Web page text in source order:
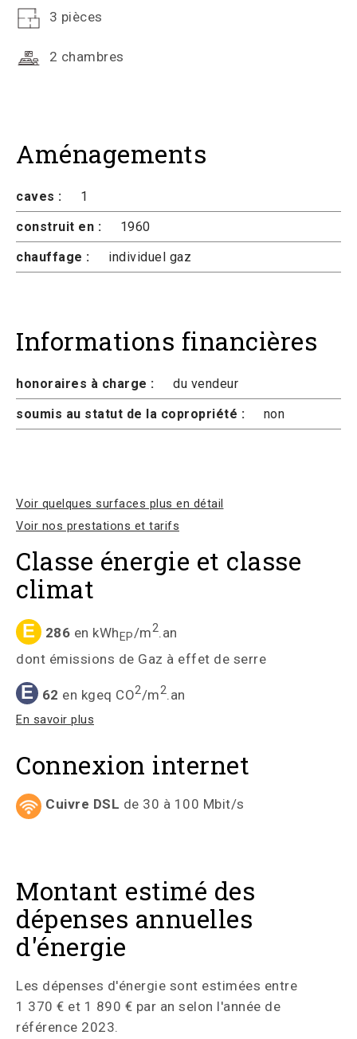
3 pièces
2 chambres
Aménagements
caves :
1
construit en :
1960
chauffage :
individuel gaz
Informations financières
honoraires à charge :
du vendeur
soumis au statut de la copropriété :
non
Voir quelques surfaces plus en détail
Voir nos prestations et tarifs
Classe énergie et classe
climat
E 286 en kWh EP/m2.an
dont émissions de Gaz à effet de serre
E 62 en kgeq CO2/m2.an
En savoir plus
Connexion internet
Cuivre DSL de 30 à 100 Mbit/s
Montant estimé des
dépenses annuelles
d'énergie
Les dépenses d'énergie sont estimées entre
1 370 € et 1 890 € par an selon l'année de
référence 2023.